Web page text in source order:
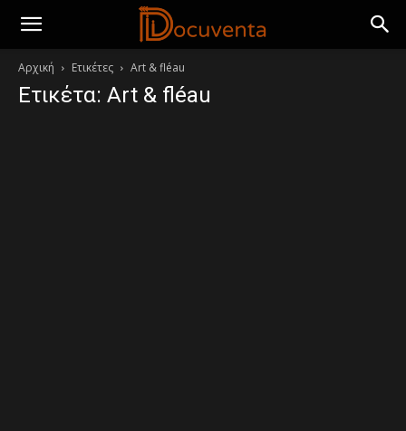
Αρχική Ετικέτες Art & fléau
Ετικέτα: Art & fléau